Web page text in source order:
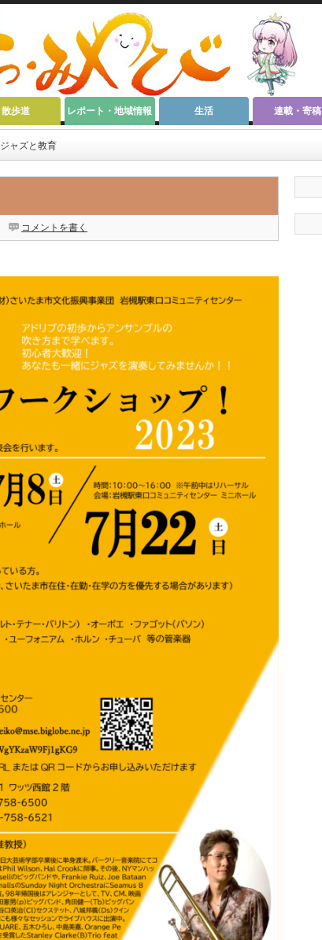
散歩道 レポート・地域情報 生活 連載・寄稿
ジャズと教育
コメントを書く